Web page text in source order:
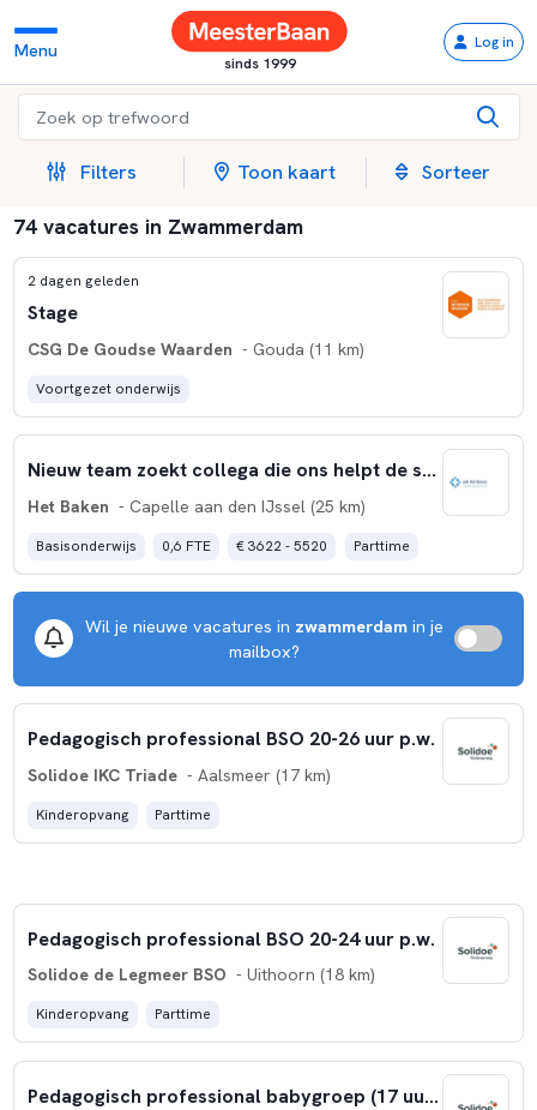
Menu
sinds 1999
Log in
Filters Toon kaart Sorteer
74 vacatures in Zwammerdam
2 dagen geleden
Stage
CSG De Goudse Waarden - Gouda (11 km)
Voortgezet onderwijs
Nieuw team zoekt collega die ons helpt de school verder op te bouwen!
Het Baken - Capelle aan den IJssel (25 km)
Basisonderwijs 0,6 FTE € 3622 - 5520 Parttime
Wil je nieuwe vacatures in zwammerdamin je
mailbox?
Pedagogisch professional BSO 20-26 uur p.w.
Solidoe IKC Triade - Aalsmeer (17 km)
Kinderopvang Parttime
Pedagogisch professional BSO 20-24 uur p.w.
Solidoe de Legmeer BSO - Uithoorn (18 km)
Kinderopvang Parttime
Pedagogisch professional babygroep (17 uur p.w.)